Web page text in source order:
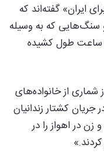
ایران» گفته‌اند که
سنگ‌هایی که به وسیله
خانواده‌ها گذاشته شده بود، کمتر از ۲۴ ساعت طول کشیده‌
از خانواده‌های
دهه ۶۰ نوشته «در سال ۶۷ و در جریان کشتار زندانیان
مرد و زن در اهواز را در